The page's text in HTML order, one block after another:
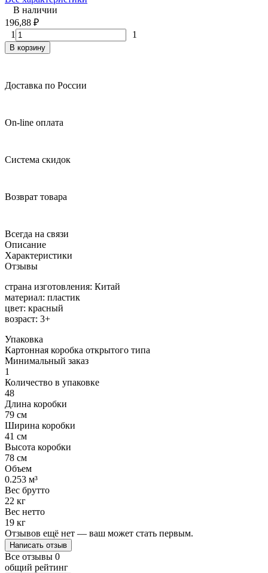
В наличии
196,88 ₽
1
1
В корзину
Доставка по России
On-line оплата
Система скидок
Возврат товара
Всегда на связи
Описание
Характеристики
Отзывы
страна изготовления: Китай
материал: пластик
цвет: красный
возраст: 3+
Упаковка
Картонная коробка открытого типа
Минимальный заказ
1
Количество в упаковке
48
Длина коробки
79 см
Ширина коробки
41 см
Высота коробки
78 см
Объем
0.253 м³
Вес брутто
22 кг
Вес нетто
19 кг
Отзывов ещё нет — ваш может стать первым.
Написать отзыв
Все отзывы 0
общий рейтинг